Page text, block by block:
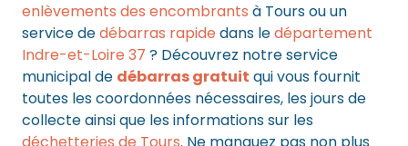
enlèvements des encombrants à Tours ou un
service dedébarras rapide dans ledépartement
Indre-et-Loire 37 ? Découvrez notre service
municipal de débarras gratuit qui vous fournit
toutes les coordonnées nécessaires, les jours de
collecte ainsi que les informations sur les